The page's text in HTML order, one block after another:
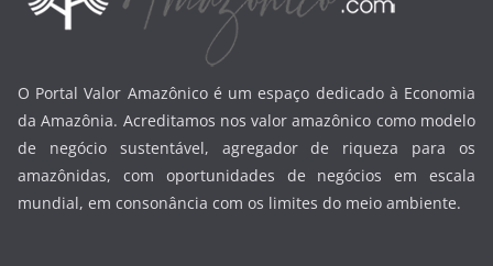
O Portal Valor Amazônico é um espaço dedicado à Economia
da Amazônia. Acreditamos nos valor amazônico como modelo
de negócio sustentável, agregador de riqueza para os
amazônidas, com oportunidades de negócios em escala
mundial, em consonância com os limites do meio ambiente.